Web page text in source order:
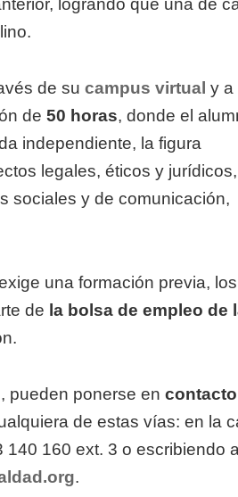
logrando que una de
de sucampus virtual y a
de50 horas, donde el
independiente, la figura
legales, éticos y jurídicos,
sociales y de comunicación,
una formación previa, los
de la bolsa de empleo de
pueden ponerse en contacto
de estas vías: en la
160 ext. 3 o escribiendo
.